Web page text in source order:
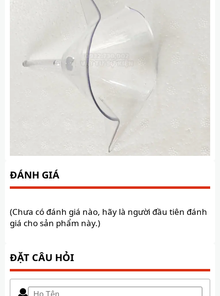
ĐÁNH GIÁ
(Chưa có đánh giá nào, hãy là người đầu tiên đánh
giá cho sản phẩm này.)
ĐẶT CÂU HỎI